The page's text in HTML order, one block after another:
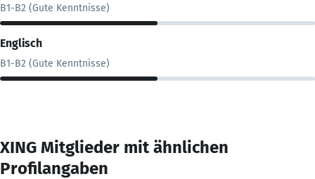
B1-B2 (Gute Kenntnisse)
Englisch
B1-B2 (Gute Kenntnisse)
XING Mitglieder mit ähnlichen
Profilangaben